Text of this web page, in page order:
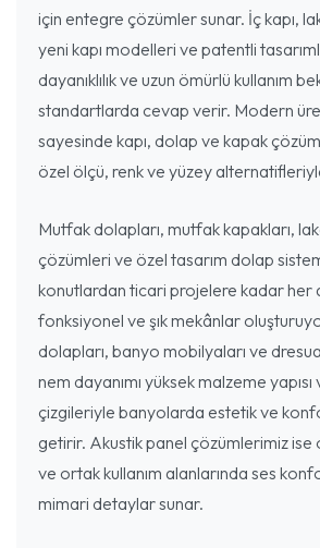
için entegre çözümler sunar. İç kapı,
yeni kapı modelleri ve patentli
dayanıklılık ve uzun ömürlü kullanım
standartlarda cevap verir. Modern
sayesinde kapı, dolap ve kapak
özel ölçü, renk ve yüzey
Mutfak dolapları, mutfak kapakları,
çözümleri ve özel tasarım dolap
konutlardan ticari projelere kadar her
fonksiyonel ve şık mekânlar
dolapları, banyo mobilyaları ve
nem dayanımı yüksek malzeme
çizgileriyle banyolarda estetik ve
getirir. Akustik panel çözümlerimiz ise
ve ortak kullanım alanlarında ses
mimari detaylar sunar.